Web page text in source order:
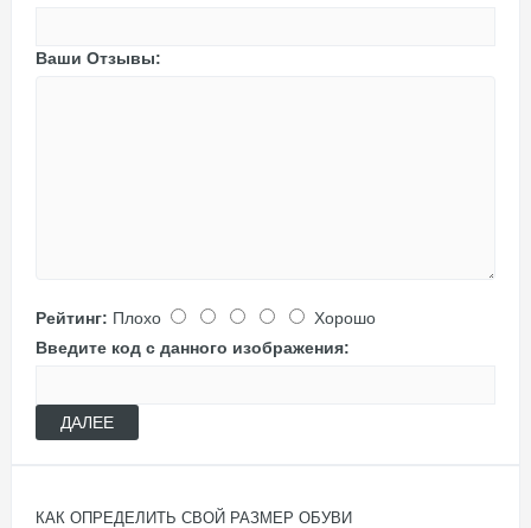
Ваши Отзывы:
Рейтинг: Плохо
Хорошо
Введите код с данного изображения:
ДАЛЕЕ
КАК ОПРЕДЕЛИТЬ СВОЙ РАЗМЕР ОБУВИ